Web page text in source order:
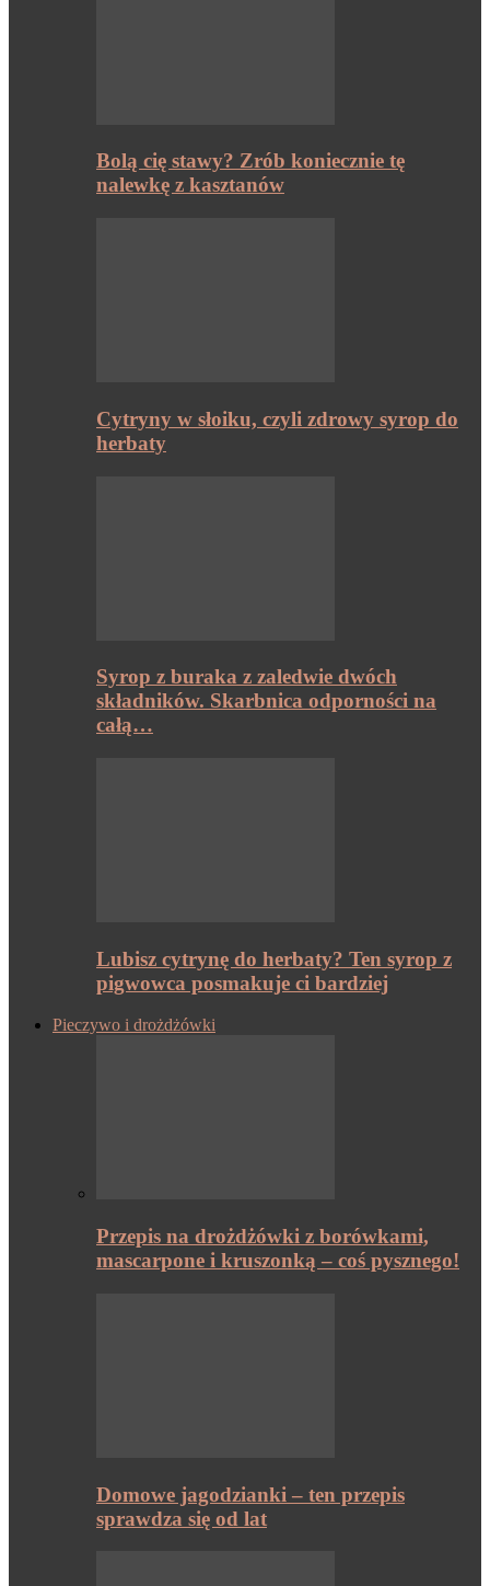
Bolą cię stawy? Zrób koniecznie tę
nalewkę z kasztanów
Cytryny w słoiku, czyli zdrowy syrop do
herbaty
Syrop z buraka z zaledwie dwóch
składników. Skarbnica odporności na
całą…
Lubisz cytrynę do herbaty? Ten syrop z
pigwowca posmakuje ci bardziej
Pieczywo i drożdżówki
Przepis na drożdżówki z borówkami,
mascarpone i kruszonką – coś pysznego!
Domowe jagodzianki – ten przepis
sprawdza się od lat